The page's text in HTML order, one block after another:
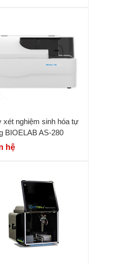
xét nghiệm sinh hóa tự
BIOELAB AS-280
hệ